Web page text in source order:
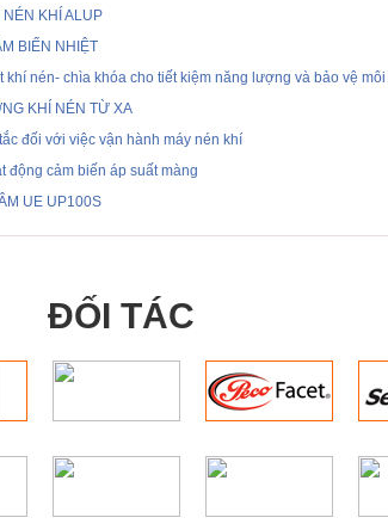
KHÍ ALUP
BIẾN NHIỆT
nén- chìa khóa cho tiết kiệm năng lượng và bảo vệ
KHÍ NÉN TỪ XA
đối với việc vận hành máy nén khí
động cảm biến áp suất màng
UE UP100S
ĐỐI TÁC